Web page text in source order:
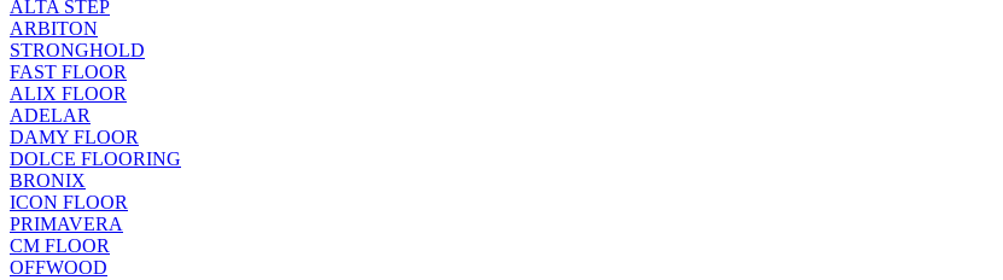
ALTA STEP
ARBITON
STRONGHOLD
FAST FLOOR
ALIX FLOOR
ADELAR
DAMY FLOOR
DOLCE FLOORING
BRONIX
ICON FLOOR
PRIMAVERA
CM FLOOR
OFFWOOD